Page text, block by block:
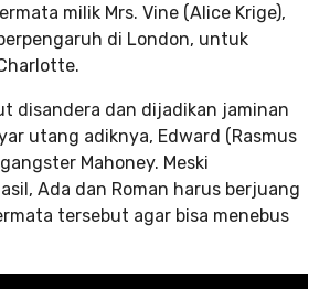
milik Mrs. Vine (Alice Krige),
di London, untuk
disandera dan dijadikan jaminan
utang adiknya, Edward (Rasmus
Mahoney. Meski
Ada dan Roman harus berjuang
tersebut agar bisa menebus